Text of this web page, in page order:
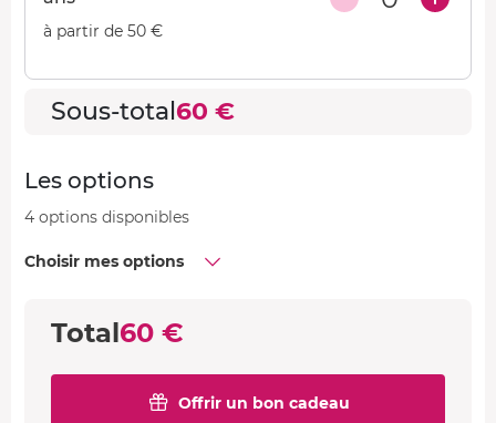
à partir de 50 €
Sous-total60 €
Les options
4 options disponibles
Choisir mes options
Total60 €
Offrir un bon cadeau